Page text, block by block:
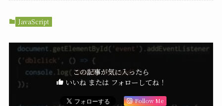
JavaScript
この記事が気に入ったら
いいね または フォローしてね！
Follow Me